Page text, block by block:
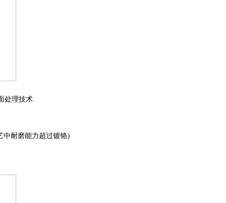
处理技术
中耐磨能力超过镀铬)